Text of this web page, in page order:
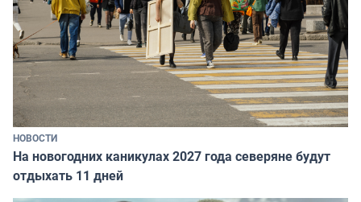
НОВОСТИ
На новогодних каникулах 2027 года северяне будут
отдыхать 11 дней